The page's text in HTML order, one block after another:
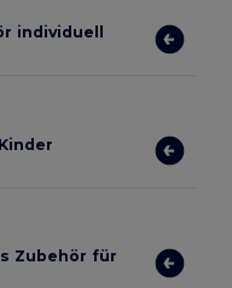
individuell
Zubehör für